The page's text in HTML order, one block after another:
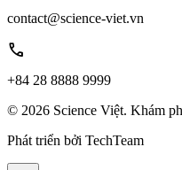
contact@science-viet.vn
call
+84 28 8888 9999
© 2026 Science Việt. Khám
Phát triển bởi TechTeam